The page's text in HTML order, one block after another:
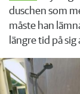
duschen som
måste han
längre tid på